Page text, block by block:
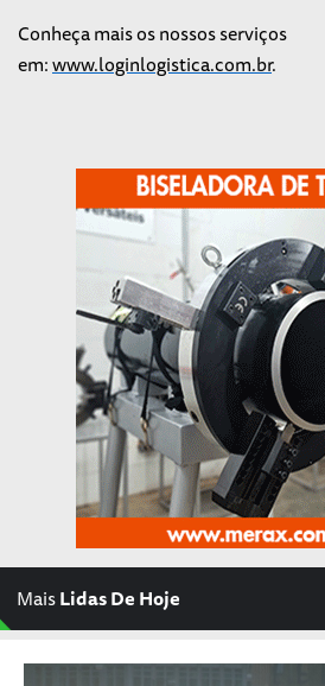
Conheça mais os nossos serviços
em:www.loginlogistica.com.br.
MaisLidas De Hoje